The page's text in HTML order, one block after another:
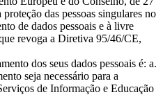
das pessoas singulares no
de dados pessoais e à livre
revoga a Diretiva 95/46/CE,
dos seus dados pessoais é: a.
seja necessário para a
de Informação e Educação